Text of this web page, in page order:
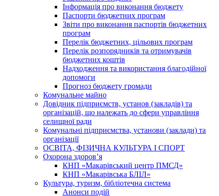
Інформація про виконання бюджету
Паспорти бюджетних програм
Звіти про виконання паспортів бюджетних
програм
Перелік бюджетних, цільових програм
Перелік розпорядників та отримувачів
бюджетних коштів
Надходження та використання благодійної
допомоги
Прогноз бюджету громади
Комунальне майно
Довідник підприємств, установ (закладів) та
організацій, що належать до сфери управління
селищної ради
Комунальні підприємства, установи (заклади) та
організації
ОСВІТА, ФІЗИЧНА КУЛЬТУРА І СПОРТ
Охорона здоров’я
КНП «Макарівський центр ПМСД»
КНП «Макарівська БЛІЛ»
Культура, туризм, бібліотечна система
Анонси подій